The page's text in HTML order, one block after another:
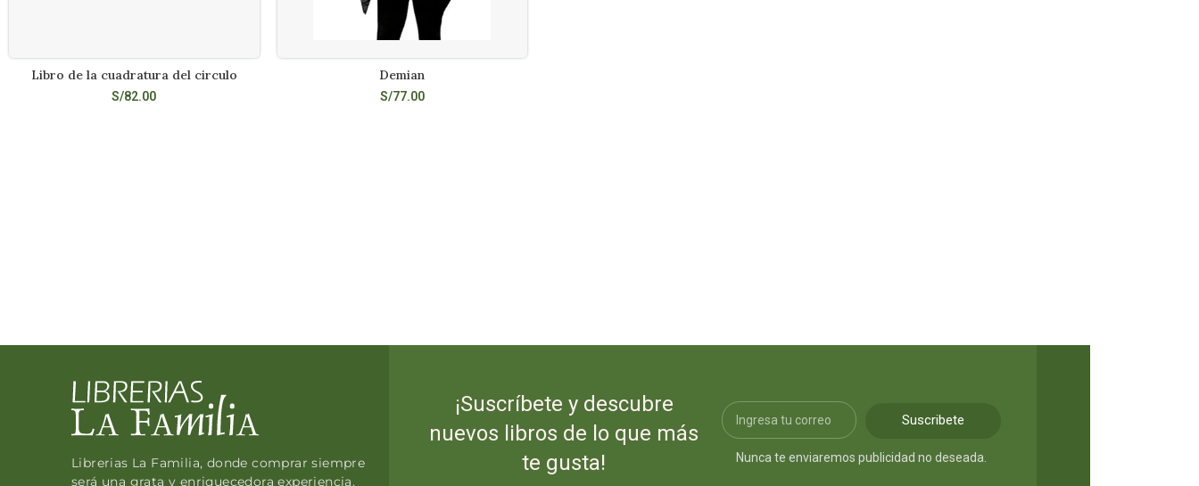
LEER MÁS
Libro de la cuadratura del circulo
S/82.00
AÑADIR AL CARRITO
Demian
S/77.00
Librerias La Familia, donde comprar siempre
será una grata y enriquecedora experiencia.
¡Suscríbete y descubre
nuevos libros de lo que más
te gusta!
Suscribete
Nunca te enviaremos publicidad no deseada.